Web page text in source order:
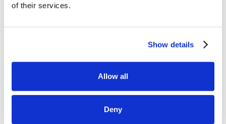
of their services.
Show details
Allow all
Deny
Rabatt, normale berufstätige Erwachsene nicht.
Indem sie verschiedenen Zielgruppen Rabatte
anbieten, machen sie es für diese speziellen
Personen attraktiver, ein Ticket zu kaufen.
Tabelle
Tableau ist ein Softwaretool zur